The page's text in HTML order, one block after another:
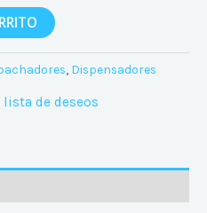
, Dispensadores
lista de deseos